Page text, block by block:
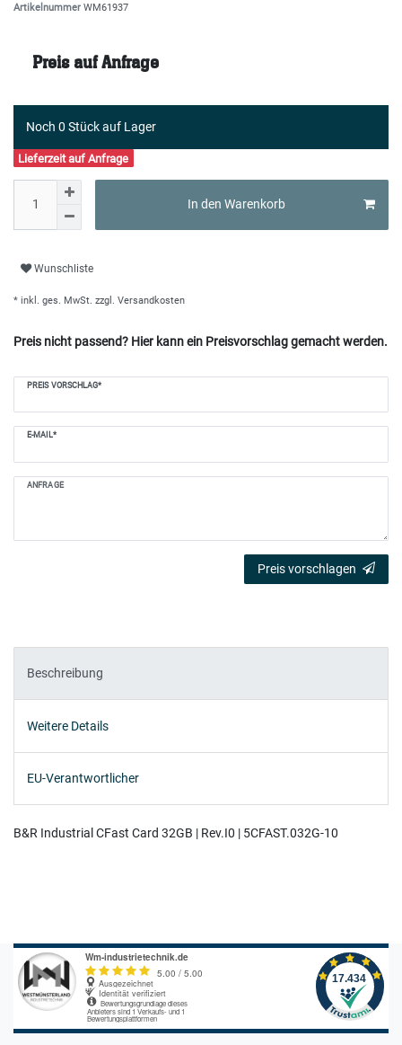
Artikelnummer WM61937
Preis auf Anfrage
Noch 0 Stück auf Lager
Lieferzeit auf Anfrage
In den Warenkorb
Wunschliste
* inkl. ges. MwSt. zzgl. Versandkosten
Preis nicht passend? Hier kann ein Preisvorschlag gemacht werden.
PREIS VORSCHLAG*
E-MAIL*
ANFRAGE
Ceres::Template.mailFormHoneypotLabel
Preis vorschlagen
Beschreibung
Weitere Details
EU-Verantwortlicher
B&R Industrial CFast Card 32GB | Rev.I0 | 5CFAST.032G-10